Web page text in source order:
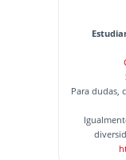
Para dudas,